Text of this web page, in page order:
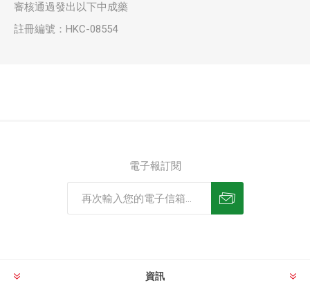
審核通過發出以下中成藥
註冊編號：HKC-08554
電子報訂閱
資訊